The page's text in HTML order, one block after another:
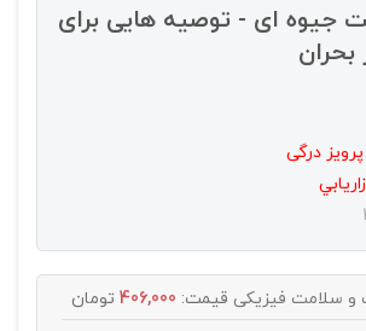
جیوه ای - توصیه هایی برای
پرویز درگی
و سلامت فیزیکی قیمت: 406,000 تومان